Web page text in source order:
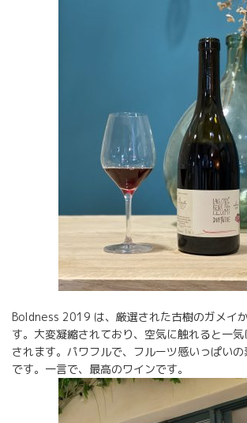
Boldness 2019 は、厳選された古樹のガメイ
す。大変凝縮されており、空気に触れると一
されます。パワフルで、フルーツ感いっぱい
です。一言で、最高のワインです。